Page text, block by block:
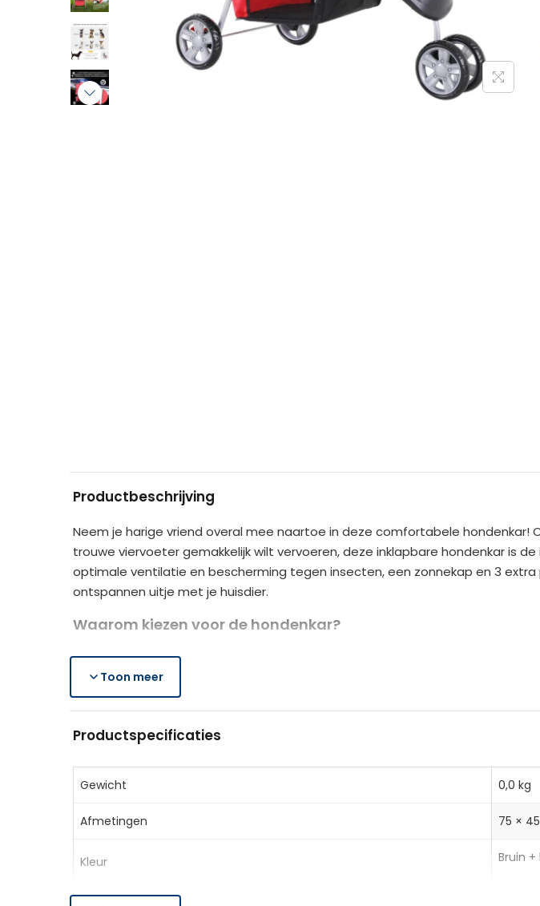
Productbeschrijving
Neem je harige vriend overal mee naartoe in deze comfortabele
trouwe viervoeter gemakkelijk wilt vervoeren, deze inklapbare hondenkar is
optimale ventilatie en bescherming tegen insecten, een zonnekap en 3
ontspannen uitje met je huisdier.
Waarom kiezen voor de hondenkar?
Comfortabel vervoer:
Handige functies:
Duurzaam en praktisch:
Productspecificaties
Materiaal:Hoes: 600D Oxford, nylon mesh, Buis: IJzer
Kleur:Rood
Belasting:
Ligoppervlak:
Toon meer
Productspecificaties
Gewicht 0,0 kg
Afmetingen 75 ×
Kleur Bruin +